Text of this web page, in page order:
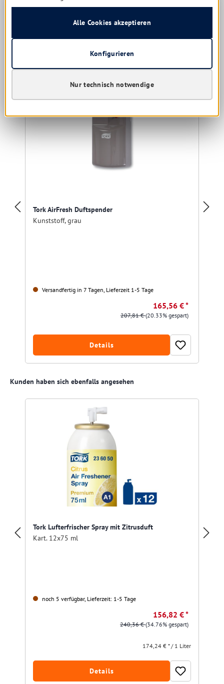
Produktgalerie überspringen
Tork AirFresh Duftspender
Kunststoff, grau
Versandfertig in 7 Tagen, Lieferzeit 1-5 Tage
165,56 € *
207,81 €(20.33% gespart)
Details
Produktgalerie überspringen
Kunden haben sich ebenfalls angesehen
Tork Lufterfrischer Spray mit Zitrusduft
Kart. 12x75 ml
noch 5 verfügbar, Lieferzeit: 1-5 Tage
156,82 € *
240,36 €(34.76% gespart)
174,24 € * / 1 Liter
Details
Nur technisch notwendige
Konfigurieren
Alle Cookies akzeptieren